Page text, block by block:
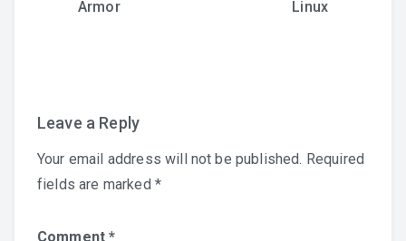
Armor
Linux
Leave a Reply
Your email address will not be published. Required
fields are marked *
Comment*